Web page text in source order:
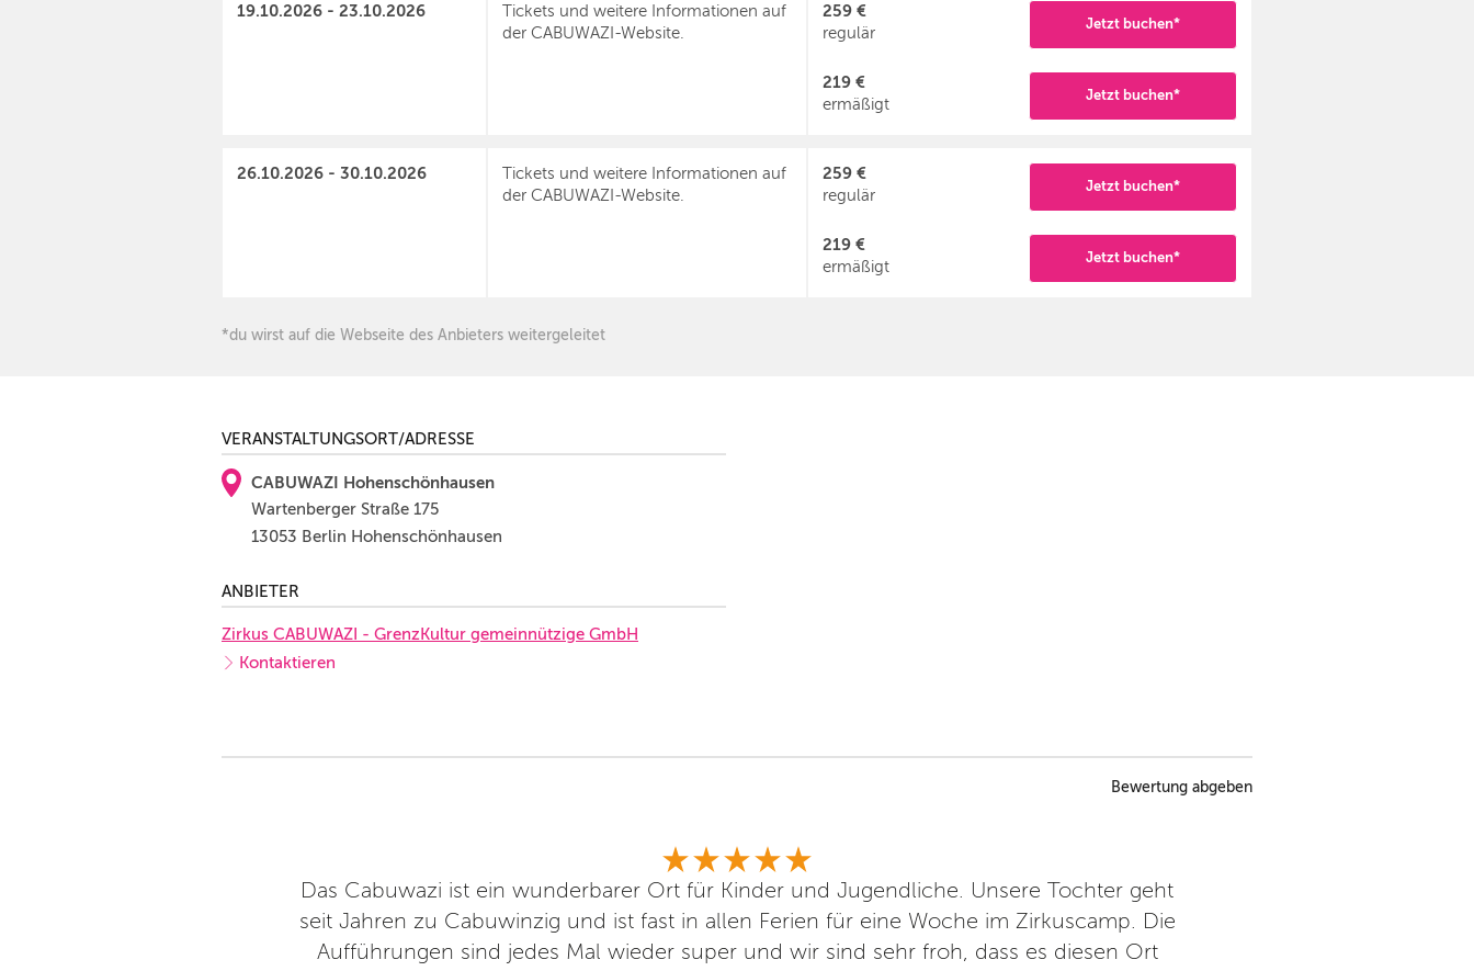
19.10.2026 - 23.10.2026
Tickets und weitere Informationen auf
der CABUWAZI-Website.
259 €
regulär
Jetzt buchen*
219 €
ermäßigt
Jetzt buchen*
26.10.2026 - 30.10.2026
Tickets und weitere Informationen auf
der CABUWAZI-Website.
259 €
regulär
Jetzt buchen*
219 €
ermäßigt
Jetzt buchen*
*du wirst auf die Webseite des Anbieters weitergeleitet
VERANSTALTUNGSORT/ADRESSE
CABUWAZI Hohenschönhausen
Wartenberger Straße 175
13053 Berlin Hohenschönhausen
ANBIETER
Zirkus CABUWAZI - GrenzKultur gemeinnützige GmbH
Kontaktieren
Bewertung abgeben
Das Cabuwazi ist ein wunderbarer Ort für Kinder und Jugendliche. Unsere Tochter geht
seit Jahren zu Cabuwinzig und ist fast in allen Ferien für eine Woche im Zirkuscamp. Die
Aufführungen sind jedes Mal wieder super und wir sind sehr froh, dass es diesen Ort